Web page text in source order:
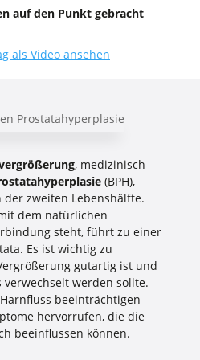
auf den Punkt gebracht
als Video ansehen
, medizinisch
(BPH),
zweiten Lebenshälfte.
dem natürlichen
steht, führt zu einer
Es ist wichtig zu
gutartig ist und
werden sollte.
beeinträchtigen
hervorrufen, die die
beeinflussen können.